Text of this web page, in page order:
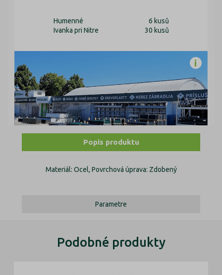
Humenné
6 kusů
Ivanka pri Nitre
30 kusů
Popis produktu
Materiál: Ocel, Povrchová úprava: Zdobený
Parametre
Podobné produkty